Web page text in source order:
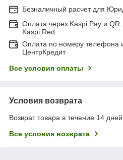
Безналичный расчет для
Оплата через Kaspi Pay и QR
Kaspi Red
Оплата по номеру телефона
ЦентрКредит
Все условия оплаты
Условия возврата
Возврат товара в течение 14
Все условия возврата